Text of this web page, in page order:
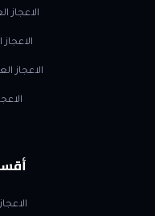
الاعجاز
الاعجاز